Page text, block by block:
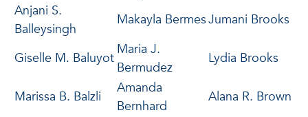
Anjani S.
Balleysingh
Makayla BermesJumani Brooks
Giselle M. Baluyot
Maria J.
Bermudez
Lydia Brooks
Marissa B. Balzli
Amanda
Bernhard
Alana R. Brown